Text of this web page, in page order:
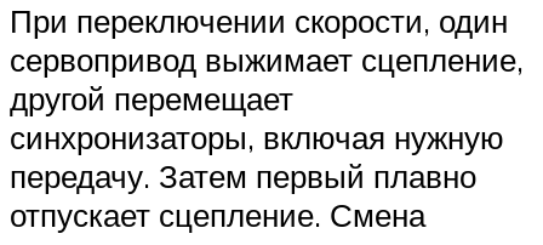
При переключении скорости, один
сервопривод выжимает сцепление,
другой перемещает
синхронизаторы, включая нужную
передачу. Затем первый плавно
отпускает сцепление. Смена